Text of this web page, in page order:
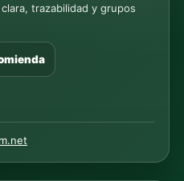
trazabilidad y grupos